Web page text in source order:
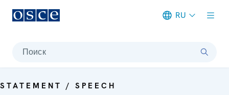
RU
Поиск
STATEMENT / SPEECH